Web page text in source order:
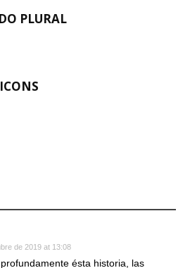
PLURAL
de 2019 at 13:08
ésta historia, las